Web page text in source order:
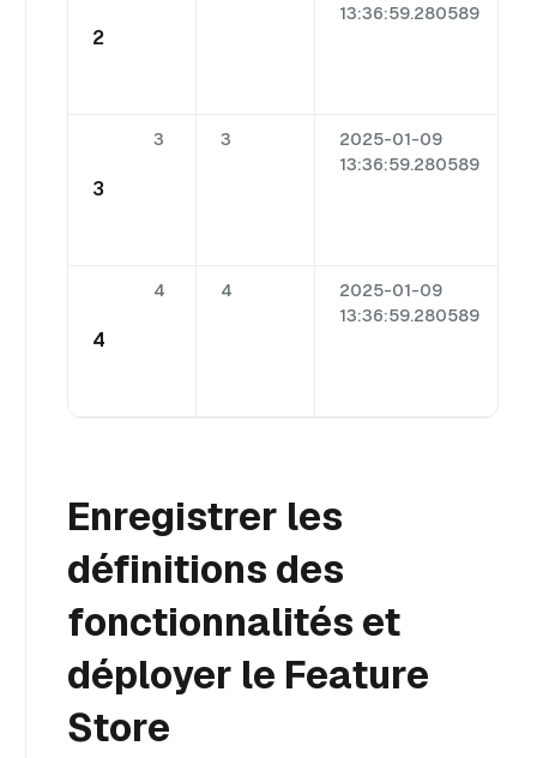
2
13:36:59.280589
3
3 3
2025-01-09
13:36:59.280589
4
4 4
2025-01-09
13:36:59.280589
Enregistrer les
définitions des
fonctionnalités et
déployer le Feature
Store